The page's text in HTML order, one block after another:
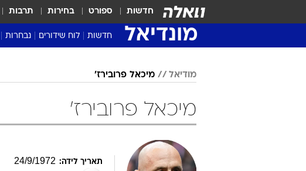
חדשות ספורט בחירות תרבות
מונדיאל חדשות לוח שידורים נבחרות
מודיאל מיכאל פרובירז'
מיכאל פרובירז'
תאריך לידה: 24/9/1972